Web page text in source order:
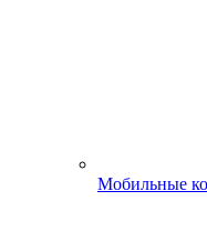
Мобильные